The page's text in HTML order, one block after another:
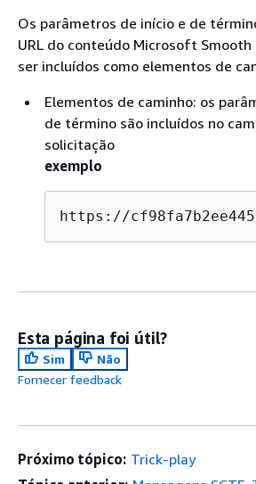
Os parâmetros de início e de
URL do conteúdo Microsoft
ser incluídos como elementos de
Elementos de caminho: os
de término são incluídos no
solicitação
exemplo
https://
Esta página foi útil?
Sim
Não
Fornecer feedback
Próximo tópico: Trick-play